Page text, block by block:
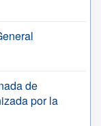
de
por la